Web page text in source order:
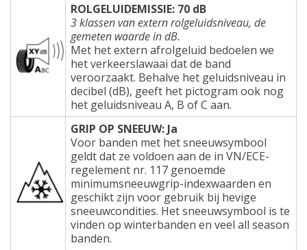
ROLGELUIDEMISSIE: 70 dB
3 klassen van extern rolgeluidsniveau, de
gemeten waarde in dB.
Met het extern afrolgeluid bedoelen we
het verkeerslawaai dat de band
veroorzaakt. Behalve het geluidsniveau in
decibel (dB), geeft het pictogram ook nog
het geluidsniveau A, B of C aan.
GRIP OP SNEEUW: Ja
Voor banden met het sneeuwsymbool
geldt dat ze voldoen aan de in VN/ECE-
regelement nr. 117 genoemde
minimumsneeuwgrip-indexwaarden en
geschikt zijn voor gebruik bij hevige
sneeuwcondities. Het sneeuwsymbool is te
vinden op winterbanden en veel all season
banden.